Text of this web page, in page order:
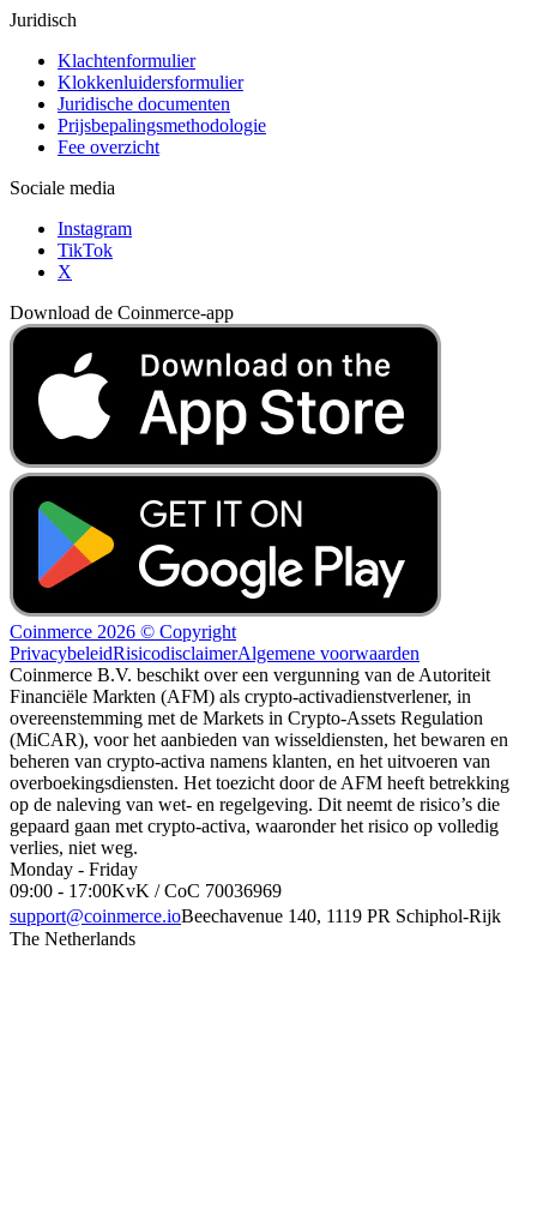
Juridisch
Klachtenformulier
Klokkenluidersformulier
Juridische documenten
Prijsbepalingsmethodologie
Fee overzicht
Sociale media
Instagram
TikTok
X
Download de Coinmerce-app
Coinmerce 2026 © Copyright
PrivacybeleidRisicodisclaimerAlgemene voorwaarden
Coinmerce B.V. beschikt over een vergunning van de Autoriteit
Financiële Markten (AFM) als crypto-activadienstverlener, in
overeenstemming met de Markets in Crypto-Assets Regulation
(MiCAR), voor het aanbieden van wisseldiensten, het bewaren en
beheren van crypto-activa namens klanten, en het uitvoeren van
overboekingsdiensten. Het toezicht door de AFM heeft betrekking
op de naleving van wet- en regelgeving. Dit neemt de risico’s die
gepaard gaan met crypto-activa, waaronder het risico op volledig
verlies, niet weg.
Monday - Friday
09:00 - 17:00KvK / CoC 70036969
support@coinmerce.ioBeechavenue 140, 1119 PR Schiphol-Rijk
The Netherlands